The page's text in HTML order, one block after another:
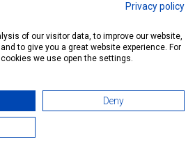
Privacy policy
of our visitor data, to improve our website,
to give you a great website experience. For
we use open the settings.
Deny
|Cookie renewals